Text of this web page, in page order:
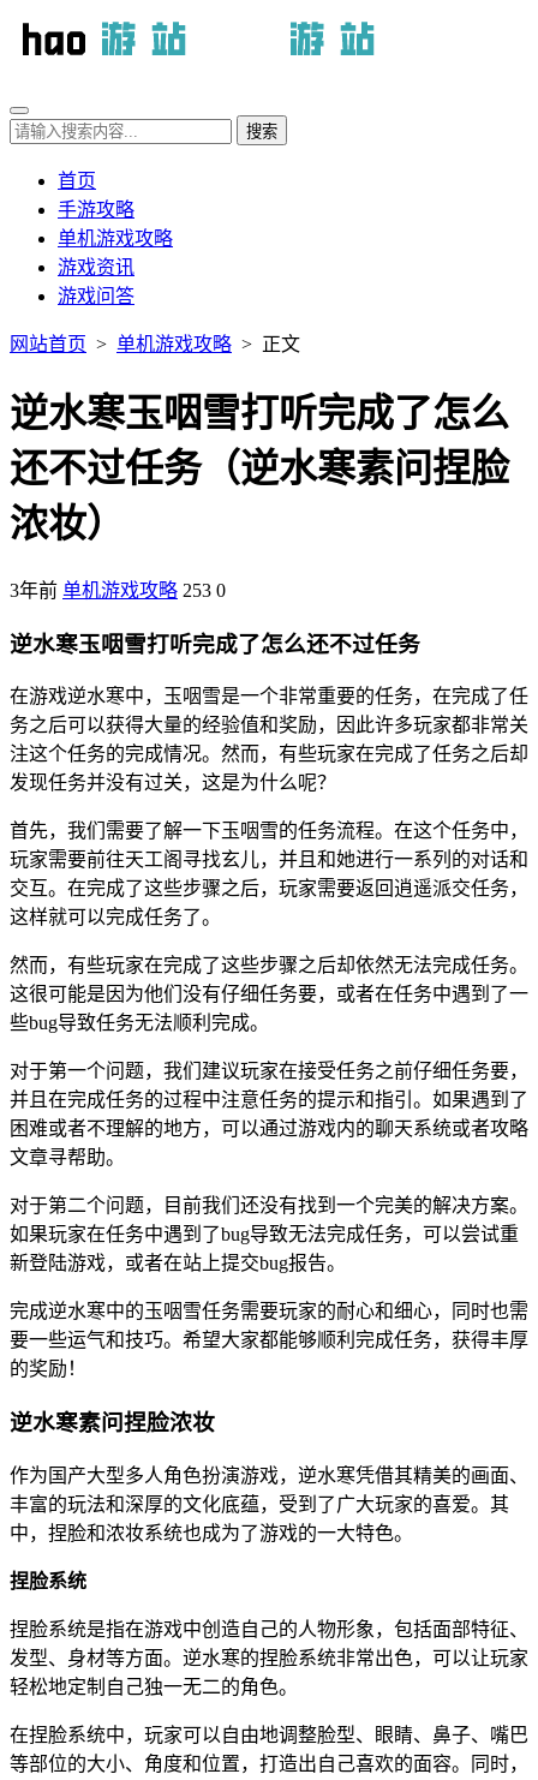
首页
手游攻略
单机游戏攻略
游戏资讯
游戏问答
网站首页 > 单机游戏攻略 > 正文
逆水寒玉咽雪打听完成了怎么
还不过任务（逆水寒素问捏脸
浓妆）
3年前 单机游戏攻略 253 0
逆水寒玉咽雪打听完成了怎么还不过任务
在游戏逆水寒中，玉咽雪是一个非常重要的任务，在完成了任
务之后可以获得大量的经验值和奖励，因此许多玩家都非常关
注这个任务的完成情况。然而，有些玩家在完成了任务之后却
发现任务并没有过关，这是为什么呢？
首先，我们需要了解一下玉咽雪的任务流程。在这个任务中，
玩家需要前往天工阁寻找玄儿，并且和她进行一系列的对话和
交互。在完成了这些步骤之后，玩家需要返回逍遥派交任务，
这样就可以完成任务了。
然而，有些玩家在完成了这些步骤之后却依然无法完成任务。
这很可能是因为他们没有仔细任务要，或者在任务中遇到了一
些bug导致任务无法顺利完成。
对于第一个问题，我们建议玩家在接受任务之前仔细任务要，
并且在完成任务的过程中注意任务的提示和指引。如果遇到了
困难或者不理解的地方，可以通过游戏内的聊天系统或者攻略
文章寻帮助。
对于第二个问题，目前我们还没有找到一个完美的解决方案。
如果玩家在任务中遇到了bug导致无法完成任务，可以尝试重
新登陆游戏，或者在站上提交bug报告。
完成逆水寒中的玉咽雪任务需要玩家的耐心和细心，同时也需
要一些运气和技巧。希望大家都能够顺利完成任务，获得丰厚
的奖励！
逆水寒素问捏脸浓妆
作为国产大型多人角色扮演游戏，逆水寒凭借其精美的画面、
丰富的玩法和深厚的文化底蕴，受到了广大玩家的喜爱。其
中，捏脸和浓妆系统也成为了游戏的一大特色。
捏脸系统
捏脸系统是指在游戏中创造自己的人物形象，包括面部特征、
发型、身材等方面。逆水寒的捏脸系统非常出色，可以让玩家
轻松地定制自己独一无二的角色。
在捏脸系统中，玩家可以自由地调整脸型、眼睛、鼻子、嘴巴
等部位的大小、角度和位置，打造出自己喜欢的面容。同时，